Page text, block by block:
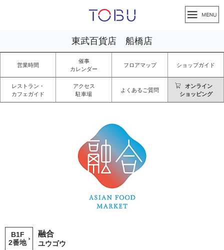
東武百貨店 船橋店
営業時間
催事
カレンダー
フロアマップ ショップガイド
レストラン・
カフェガイド
アクセス
駐車場
よくあるご質問
オンライン
ショッピング
B1F
2番地
融合
ユウゴウ